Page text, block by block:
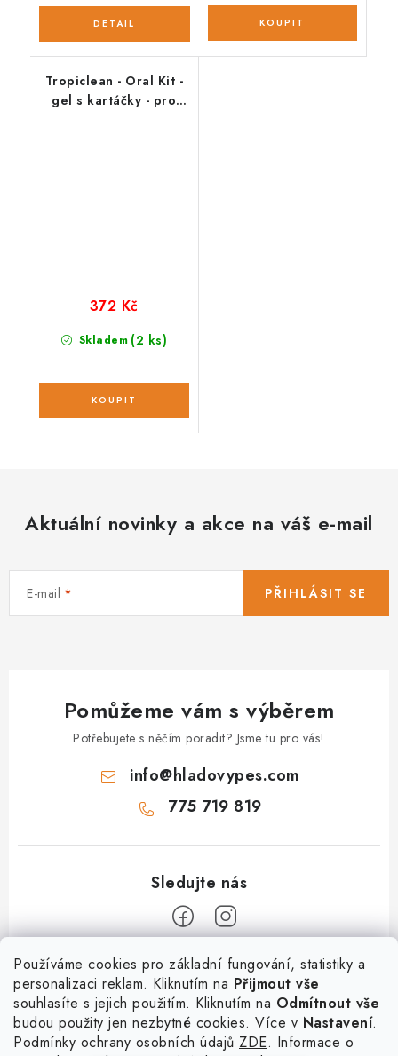
Používáme cookies pro základní fungování, statistiky a
personalizaci reklam. Kliknutím na Přijmout vše
souhlasíte s jejich použitím. Kliknutím na Odmítnout vše
budou použity jen nezbytné cookies. Více v Nastavení.
Podmínky ochrany osobních údajů ZDE. Informace o
Tropiclean - Oral Kit -
gel s kartáčky - pro
Skladem (2 ks)
372 Kč
Aktuální novinky a akce na váš e-mail
E-mail PŘIHLÁSIT SE
Pomůžeme vám s výběrem
Potřebujete s něčím poradit? Jsme tu pro vás!
info@hladovypes.com
775 719 819
Informace
O nás